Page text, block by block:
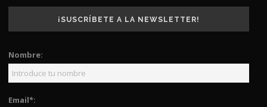
¡SUSCRÍBETE A LA NEWSLETTER!
Nombre:
Email*: